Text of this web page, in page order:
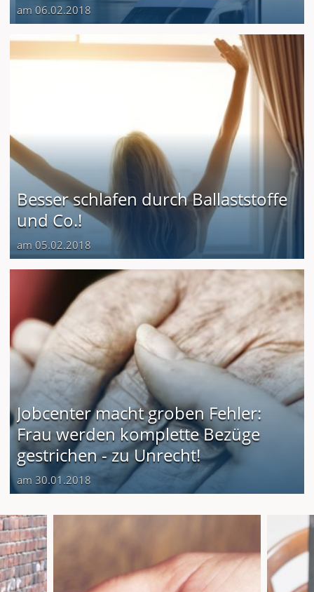
am 06.02.2018
Besser schlafen durch Ballaststoffe
und Co.!
am 05.02.2018
Jobcenter macht groben Fehler:
Frau werden komplette Bezüge
gestrichen - zu Unrecht!
am 30.01.2018